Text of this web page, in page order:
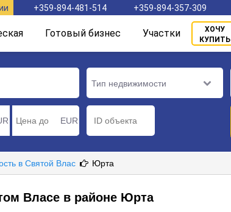
+359-894-481-514 +359-894-357-309
Готовый бизнес Участки
ХОЧУ
КУПИТЬ
EUR
Тип недвижимости
в Святой Влас Юрта
Власе в районе Юрта